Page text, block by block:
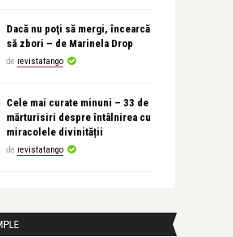
Dacă nu poţi să mergi, încearcă
să zbori – de Marinela Drop
de revistatango
Cele mai curate minuni – 33 de
mărturisiri despre întâlnirea cu
miracolele divinității
de revistatango